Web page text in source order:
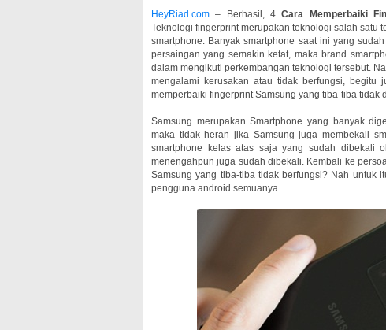
HeyRiad.com – Berhasil, 4Cara Memperbaiki
Teknologi fingerprint merupakan teknologi salah satu
smartphone. Banyak smartphone saat ini yang
persaingan yang semakin ketat, maka brand
dalam mengikuti perkembangan teknologi tersebut.
mengalami kerusakan atau tidak berfungsi,
memperbaiki fingerprint Samsung yang tiba-tiba tidak
Samsung merupakan Smartphone yang banyak
maka tidak heran jika Samsung juga membekali
smartphone kelas atas saja yang sudah dibekali
menengahpun juga sudah dibekali. Kembali ke
Samsung yang tiba-tiba tidak berfungsi? Nah untuk
pengguna android semuanya.